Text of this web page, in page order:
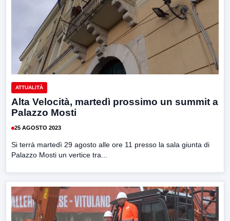
ATTUALITÀ
Alta Velocità, martedì prossimo un summit a
Palazzo Mosti
25 AGOSTO 2023
Si terrà martedì 29 agosto alle ore 11 presso la sala giunta di
Palazzo Mosti un vertice tra...